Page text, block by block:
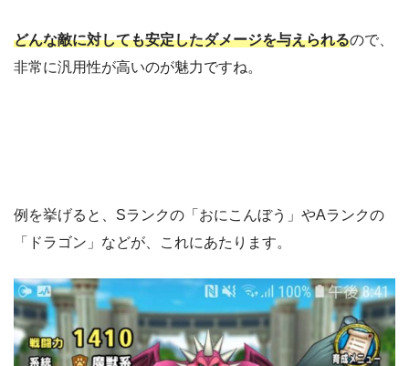
どんな敵に対しても安定したダメージを与えられるので、
非常に汎用性が高いのが魅力ですね。
例を挙げると、Sランクの「おにこんぼう」やAランクの
「ドラゴン」などが、これにあたります。